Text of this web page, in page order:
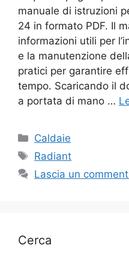
manuale di istruzioni
24 in formato PDF. Il
informazioni utili per
e la manutenzione
pratici per garantire
tempo. Scaricando il
a portata di mano …
Categorie
Caldaie
Tag
Radiant
Lascia un
Cerca